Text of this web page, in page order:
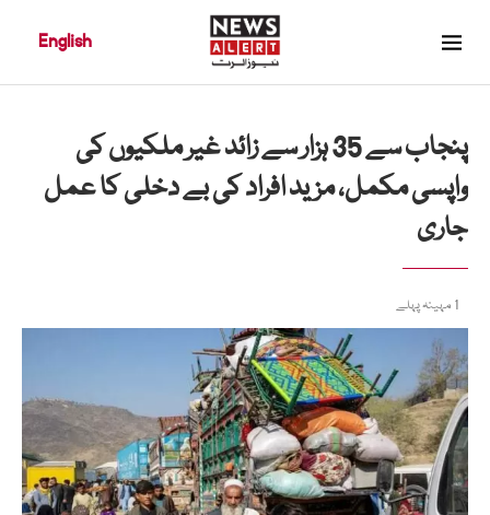
English
پنجاب سے 35 ہزار سے زائد غیر ملکیوں کی
واپسی مکمل، مزید افراد کی بے دخلی کا عمل
جاری
1 مہینہ پہلے